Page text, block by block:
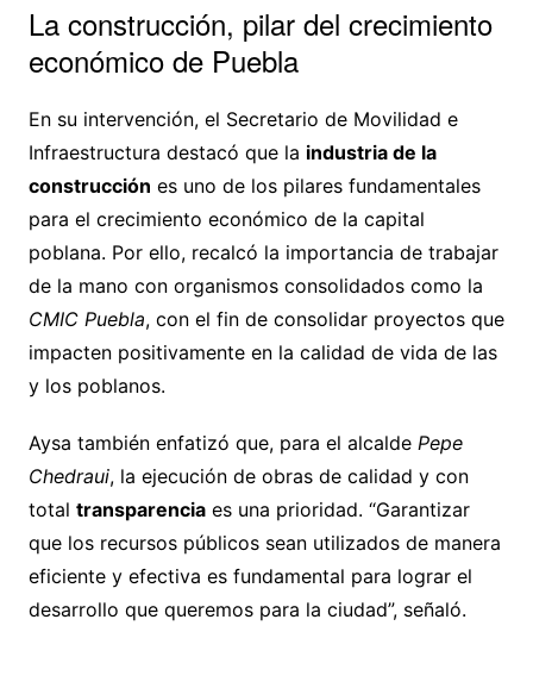
La construcción, pilar del crecimiento
económico de Puebla
En su intervención, el Secretario de Movilidad e
Infraestructura destacó que la industria de la
construcción es uno de los pilares fundamentales
para el crecimiento económico de la capital
poblana. Por ello, recalcó la importancia de trabajar
de la mano con organismos consolidados como la
CMIC Puebla, con el fin de consolidar proyectos que
impacten positivamente en la calidad de vida de las
y los poblanos.
Aysa también enfatizó que, para el alcalde Pepe
Chedraui, la ejecución de obras de calidad y con
total transparenciaes una prioridad. “Garantizar
que los recursos públicos sean utilizados de manera
eficiente y efectiva es fundamental para lograr el
desarrollo que queremos para la ciudad”, señaló.